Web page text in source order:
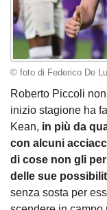
© foto di Federico De
Roberto Piccoli
inizio stagione ha
Kean, in più da
con alcuni
di cose non gli
delle sue
senza sosta per